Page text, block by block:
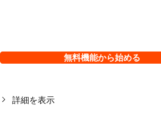
無料機能から始める
詳細を表示